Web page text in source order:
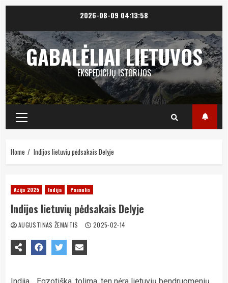
content
2026-08-09 04:13:59
GABALĖLIAI LIETUVOS
EKSPEDICIJŲ ISTORIJOS
Primary
Menu
Home Indijos lietuvių pėdsakais Delyje
Azija 2025 Indija Pasaulis
Indijos lietuvių pėdsakais Delyje
AUGUSTINAS ŽEMAITIS 2025-02-14